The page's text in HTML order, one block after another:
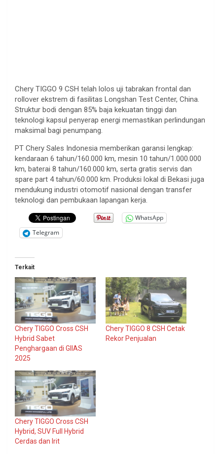
Chery TIGGO 9 CSH telah lolos uji tabrakan frontal dan
rollover ekstrem di fasilitas Longshan Test Center, China.
Struktur bodi dengan 85% baja kekuatan tinggi dan
teknologi kapsul penyerap energi memastikan perlindungan
maksimal bagi penumpang.
PT Chery Sales Indonesia memberikan garansi lengkap:
kendaraan 6 tahun/160.000 km, mesin 10 tahun/1.000.000
km, baterai 8 tahun/160.000 km, serta gratis servis dan
spare part 4 tahun/60.000 km. Produksi lokal di Bekasi juga
mendukung industri otomotif nasional dengan transfer
teknologi dan pembukaan lapangan kerja.
WhatsApp
Telegram
Terkait
Chery TIGGO Cross CSH
Hybrid Sabet
Penghargaan di GIIAS
2025
Chery TIGGO 8 CSH Cetak
Rekor Penjualan
Chery TIGGO Cross CSH
Hybrid, SUV Full Hybrid
Cerdas dan Irit